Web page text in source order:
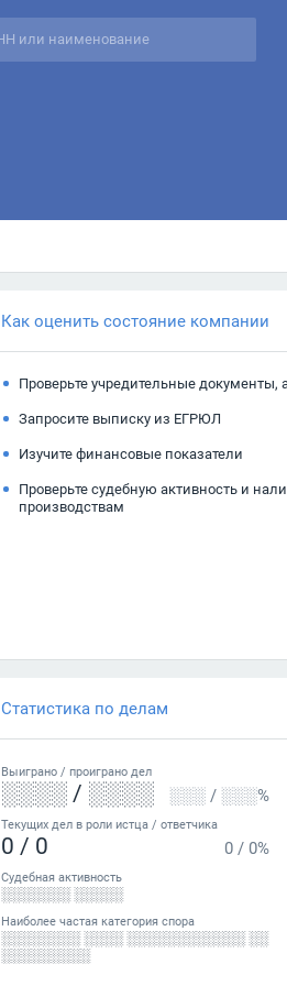
Как оценить состояние компании
Проверьте учредительные
Запросите выписку из ЕГРЮЛ
Изучите финансовые показатели
Проверьте судебную активность и
производствам
Статистика по делам
Выиграно / проиграно дел
░░░░ / ░░░░ ░░░ / ░░░%
Текущих дел в роли истца / ответчика
0 / 0 0 / 0%
Судебная активность
░░░░░░░ ░░░░░
Наиболее частая категория спора
░░░░░░░░ ░░░░ ░░░░░░░░░░░░ ░░
░░░░░░░░░